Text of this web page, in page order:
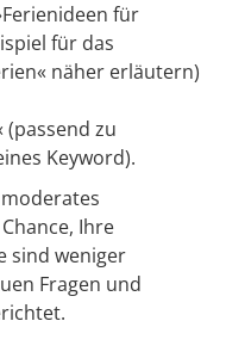
für
für das
näher erläutern)
(passend zu
Keyword).
Ihre
sind weniger
Fragen und